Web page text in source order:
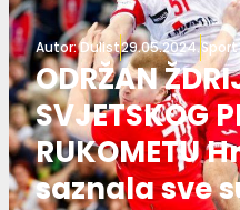
Autor:Dulist29.05.2024.Sport
ODRŽAN
SVJETSKOG
RUKOMETU
saznala sve